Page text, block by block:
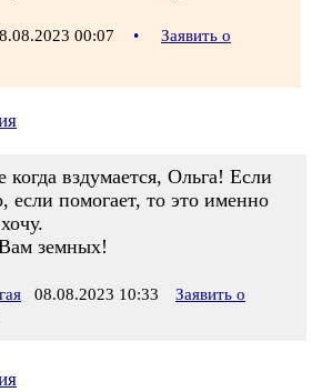
00:07 •
Заявить о
когда вздумается, Ольга! Если
если помогает, то это именно
земных!
08.08.2023 10:33
Заявить о